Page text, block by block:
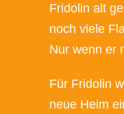
Fridolin alt
noch viele
Nur wenn er
Für Fridolin
neue Heim